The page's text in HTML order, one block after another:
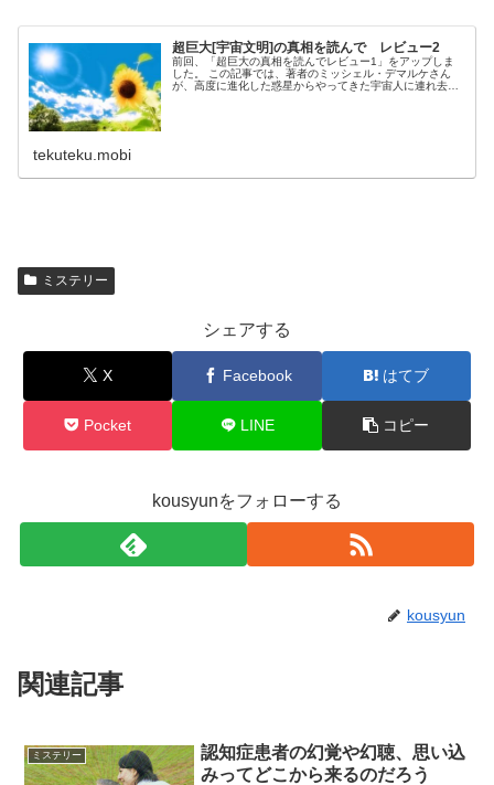
超巨大[宇宙文明]の真相を読んで レビュー2
前回、「超巨大の真相を読んでレビュー1」をアップしま
した。 この記事では、著者のミッシェル・デマルケさん
が、高度に進化した惑星からやってきた宇宙人に連れ去ら
tekuteku.mobi
ミステリー
シェアする
X Facebook はてブ
Pocket LINE コピー
kousyunをフォローする
kousyun
関連記事
ミステリー
認知症患者の幻覚や幻聴、思い込
みってどこから来るのだろう